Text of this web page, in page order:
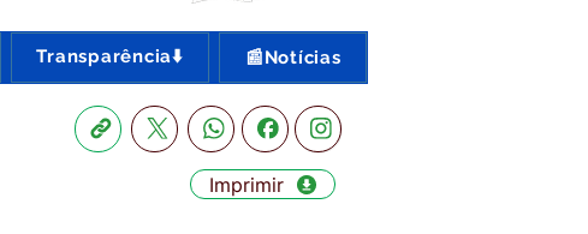
Transparência⬇️ 📰Notícias
Imprimir